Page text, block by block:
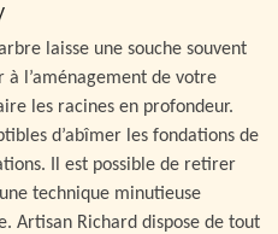
laisse une souche souvent
l’aménagement de votre
les racines en profondeur.
d’abîmer les fondations de
Il est possible de retirer
technique minutieuse
Artisan Richard dispose de tout